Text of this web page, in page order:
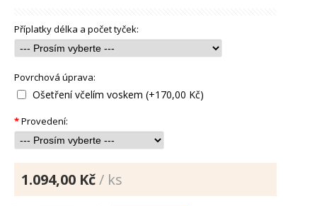
Příplatky délka a počet tyček:
Povrchová úprava:
Ošetření včelím voskem (+170,00 Kč)
*Provedení:
1.094,00 Kč/ ks